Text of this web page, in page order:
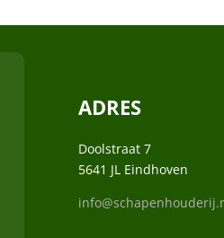
ADRES
Doolstraat 7
5641 JL Eindhoven